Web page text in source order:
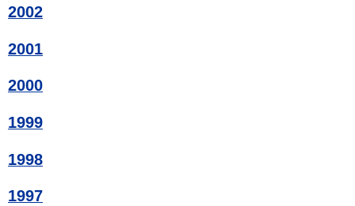
2002
2001
2000
1999
1998
1997